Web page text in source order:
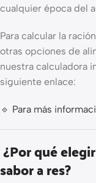
cualquier época del
Para calcular la
otras opciones de
nuestra calculadora
siguiente enlace:
🔹 Para más
¿Por qué
sabor a res?